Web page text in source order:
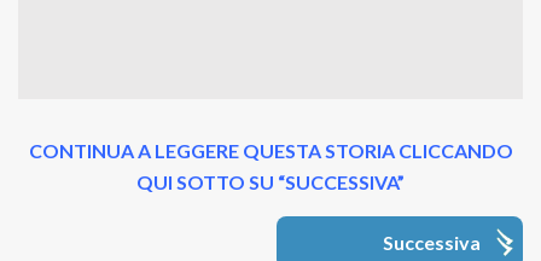
CONTINUA A LEGGERE QUESTA STORIA CLICCANDO
QUI SOTTO SU “SUCCESSIVA”
Successiva